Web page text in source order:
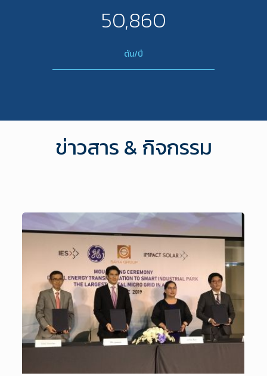
50,860
ตัน/ปี
ข่าวสาร & กิจกรรม